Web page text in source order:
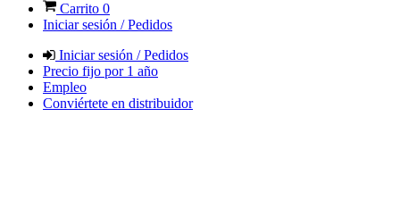
Carrito 0
Iniciar sesión / Pedidos
Iniciar sesión / Pedidos
Precio fijo por 1 año
Empleo
Conviértete en distribuidor